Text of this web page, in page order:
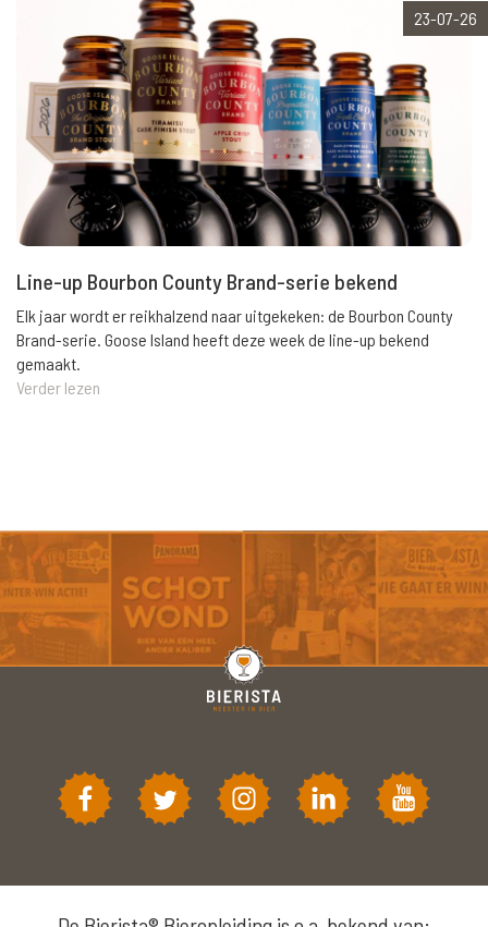
23-07-26
Line-up Bourbon County Brand-serie bekend
Elk jaar wordt er reikhalzend naar uitgekeken: de Bourbon County
Brand-serie. Goose Island heeft deze week de line-up bekend
gemaakt.
Verder lezen